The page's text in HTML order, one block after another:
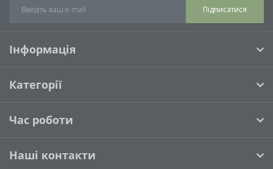
Підписатися
Інформація
Категорії
Час роботи
Наші контакти